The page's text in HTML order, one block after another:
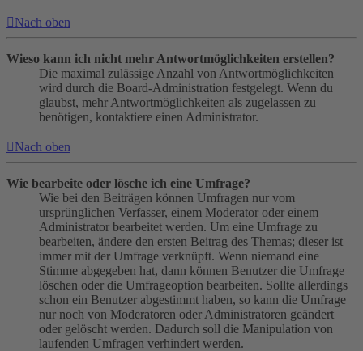
Nach oben
Wieso kann ich nicht mehr Antwortmöglichkeiten erstellen?
Die maximal zulässige Anzahl von Antwortmöglichkeiten
wird durch die Board-Administration festgelegt. Wenn du
glaubst, mehr Antwortmöglichkeiten als zugelassen zu
benötigen, kontaktiere einen Administrator.
Nach oben
Wie bearbeite oder lösche ich eine Umfrage?
Wie bei den Beiträgen können Umfragen nur vom
ursprünglichen Verfasser, einem Moderator oder einem
Administrator bearbeitet werden. Um eine Umfrage zu
bearbeiten, ändere den ersten Beitrag des Themas; dieser ist
immer mit der Umfrage verknüpft. Wenn niemand eine
Stimme abgegeben hat, dann können Benutzer die Umfrage
löschen oder die Umfrageoption bearbeiten. Sollte allerdings
schon ein Benutzer abgestimmt haben, so kann die Umfrage
nur noch von Moderatoren oder Administratoren geändert
oder gelöscht werden. Dadurch soll die Manipulation von
laufenden Umfragen verhindert werden.